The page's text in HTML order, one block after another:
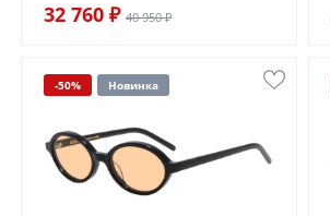
32 760 ₽ 40 950 ₽
-50% Новинка